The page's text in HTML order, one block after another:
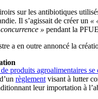
sur les antibiotiques
Il s’agissait de créer un «
» pendant la
a en outre annoncé la
produits agroalimentaires se
règlement visant à lutter
leur importation à